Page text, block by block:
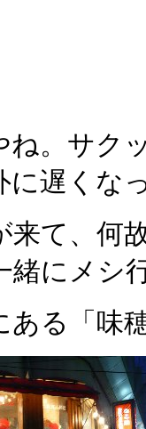
。サク
に遅くな
来て、何
緒にメシ
ある「味